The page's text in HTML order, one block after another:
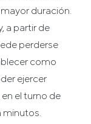
duración.
a partir de
perderse
como
ejercer
el turno de